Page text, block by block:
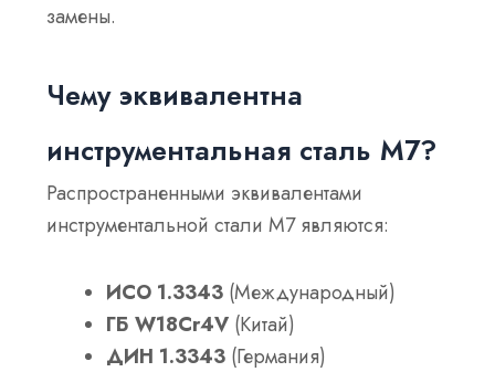
замены.
Чему эквивалентна
инструментальная сталь М7?
Распространенными эквивалентами
инструментальной стали М7 являются:
ИСО 1.3343 (Международный)
ГБ W18Cr4V (Китай)
ДИН 1.3343 (Германия)